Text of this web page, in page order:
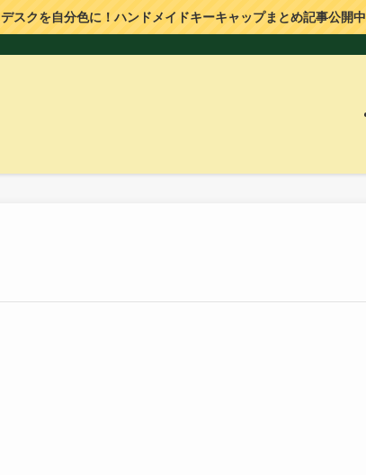
デスクを自分色に！ハンドメイドキーキャップまとめ記事公開中